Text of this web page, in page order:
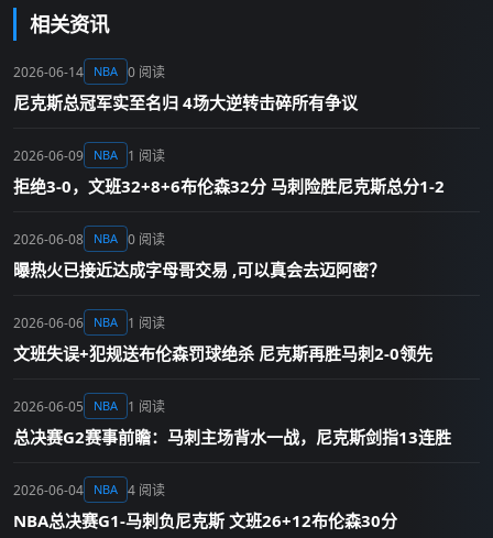
相关资讯
2026-06-14 NBA 0 阅读
尼克斯总冠军实至名归 4场大逆转击碎所有争议
2026-06-09 NBA 1 阅读
拒绝3-0，文班32+8+6布伦森32分 马刺险胜尼克斯总分1-2
2026-06-08 NBA 0 阅读
曝热火已接近达成字母哥交易 ,可以真会去迈阿密？
2026-06-06 NBA 1 阅读
文班失误+犯规送布伦森罚球绝杀 尼克斯再胜马刺2-0领先
2026-06-05 NBA 1 阅读
总决赛G2赛事前瞻：马刺主场背水一战，尼克斯剑指13连胜
2026-06-04 NBA 4 阅读
NBA总决赛G1-马刺负尼克斯 文班26+12布伦森30分